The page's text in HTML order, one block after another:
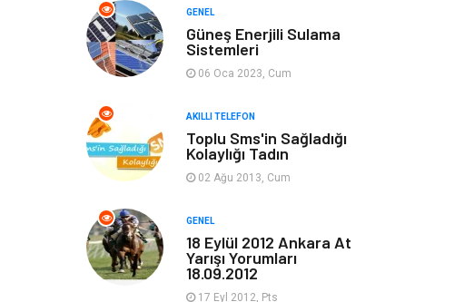
Hukuk
Dekorasyon Tatil
Makine
Yazılım
Güzellik & Bakım Magazin Dünyası
Organizasyon
Hizmet Otomotiv
GENEL
Güneş Enerjili Sulama
Sistemleri
06 Oca 2023, Cum
AKILLI TELEFON
Toplu Sms'in Sağladığı
Kolaylığı Tadın
02 Ağu 2013, Cum
GENEL
18 Eylül 2012 Ankara At
Yarışı Yorumları
18.09.2012
17 Eyl 2012, Pts